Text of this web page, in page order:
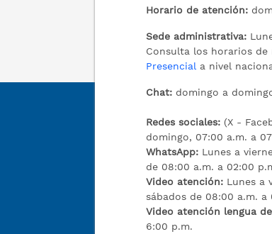
Horario de atención:
Sede administrativa:
Consulta los horarios de
Presencial a nivel
Chat: domingo a
Redes sociales: (X -
domingo, 07:00 a.m. a
WhatsApp: Lunes a
de 08:00 a.m. a 02:00
Video atención: Lunes a
sábados de 08:00 a.m. a
Video atención lengua
6:00 p.m.